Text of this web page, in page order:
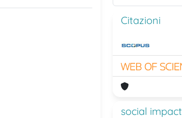
Citazioni
social impact